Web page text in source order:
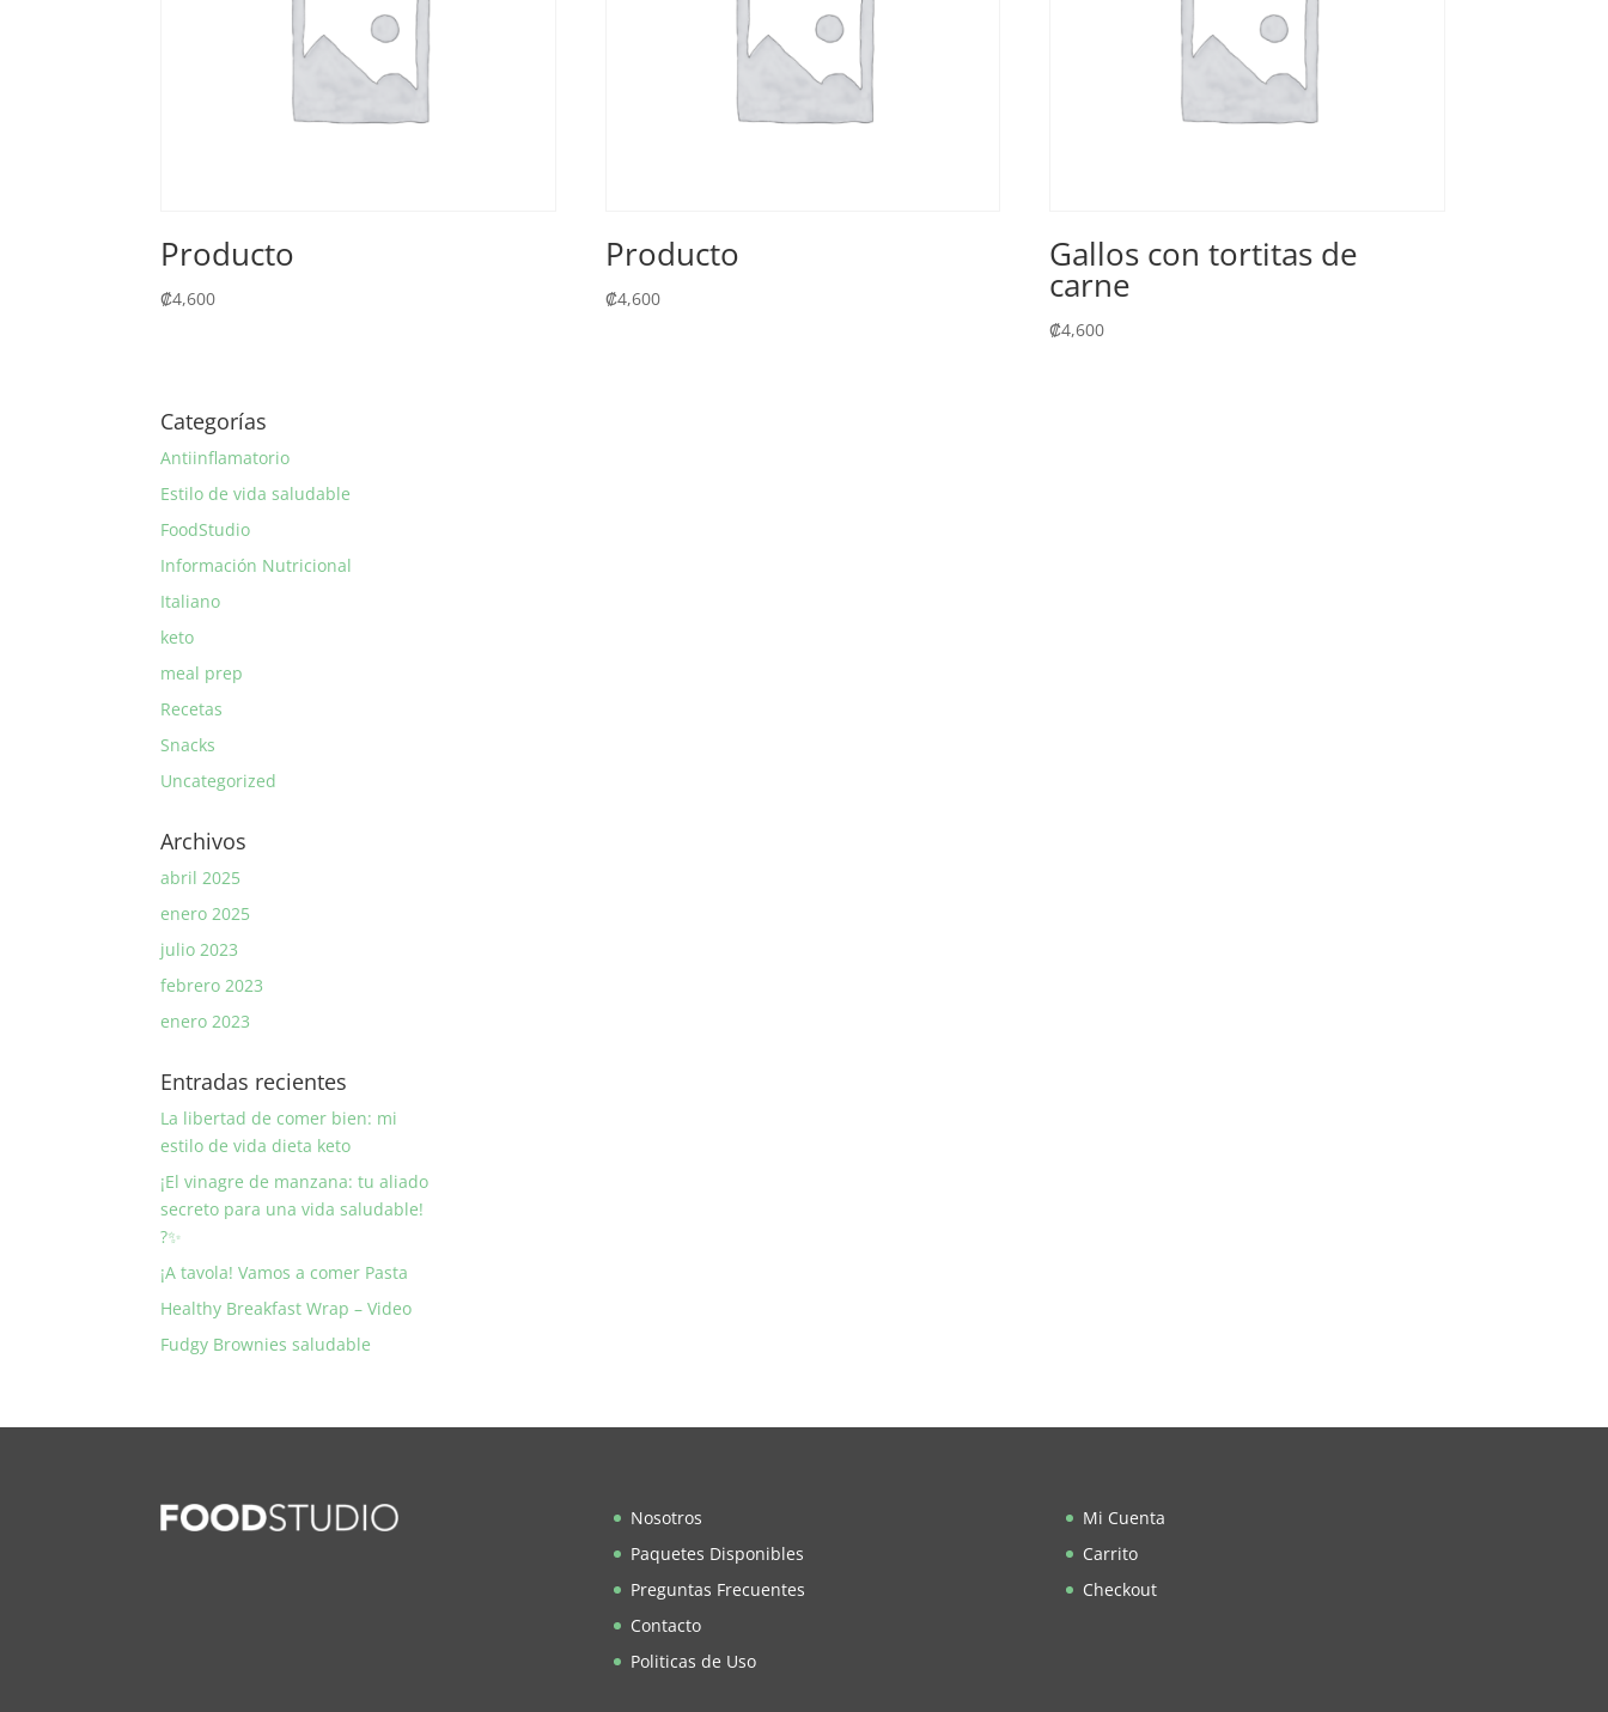
Producto
₡4,600
Producto
₡4,600
Gallos con tortitas de
carne
₡4,600
Categorías
Antiinflamatorio
Estilo de vida saludable
FoodStudio
Información Nutricional
Italiano
keto
meal prep
Recetas
Snacks
Uncategorized
Archivos
abril 2025
enero 2025
julio 2023
febrero 2023
enero 2023
Entradas recientes
La libertad de comer bien: mi
estilo de vida dieta keto
¡El vinagre de manzana: tu aliado
secreto para una vida saludable!
?✨
¡A tavola! Vamos a comer Pasta
Healthy Breakfast Wrap – Video
Fudgy Brownies saludable
Nosotros
Paquetes Disponibles
Preguntas Frecuentes
Contacto
Politicas de Uso
Mi Cuenta
Carrito
Checkout